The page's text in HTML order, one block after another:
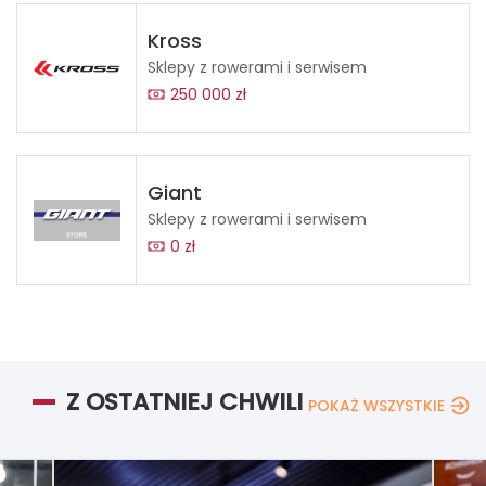
Kross
Sklepy z rowerami i serwisem
250 000 zł
Giant
Sklepy z rowerami i serwisem
0 zł
Z OSTATNIEJ CHWILI POKAŻ WSZYSTKIE